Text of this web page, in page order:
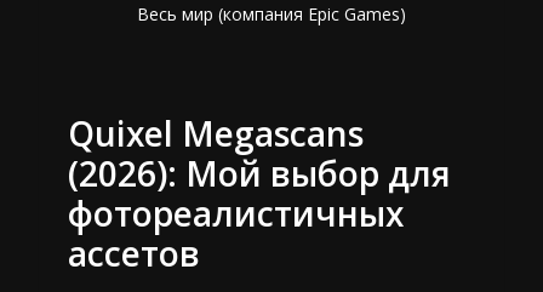
Весь мир (компания Epic Games)
Quixel Megascans
(2026): Мой выбор для
фотореалистичных
ассетов